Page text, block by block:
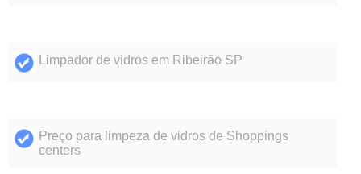
Limpador de vidros em Ribeirão SP
Preço para limpeza de vidros de Shoppings
centers